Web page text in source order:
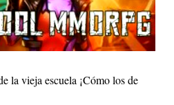
la vieja escuela ¡Cómo los de